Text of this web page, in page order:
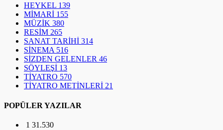
HEYKEL 139
MİMARİ 155
MÜZİK 380
RESİM 265
SANAT TARİHİ 314
SİNEMA 516
SİZDEN GELENLER 46
SÖYLEŞİ 13
TİYATRO 570
TİYATRO METİNLERİ 21
POPÜLER YAZILAR
1 31.530